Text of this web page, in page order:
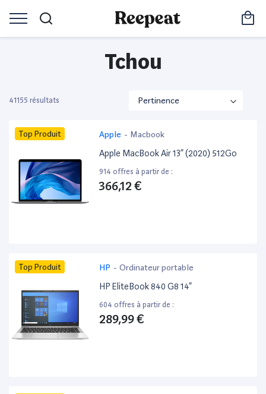
Tchou
41155 résultats
Top Produit Apple - Macbook
Apple MacBook Air 13” (2020) 512Go
914 offres à partir de :
366,12 €
Top Produit HP - Ordinateur portable
HP EliteBook 840 G8 14”
604 offres à partir de :
289,99 €